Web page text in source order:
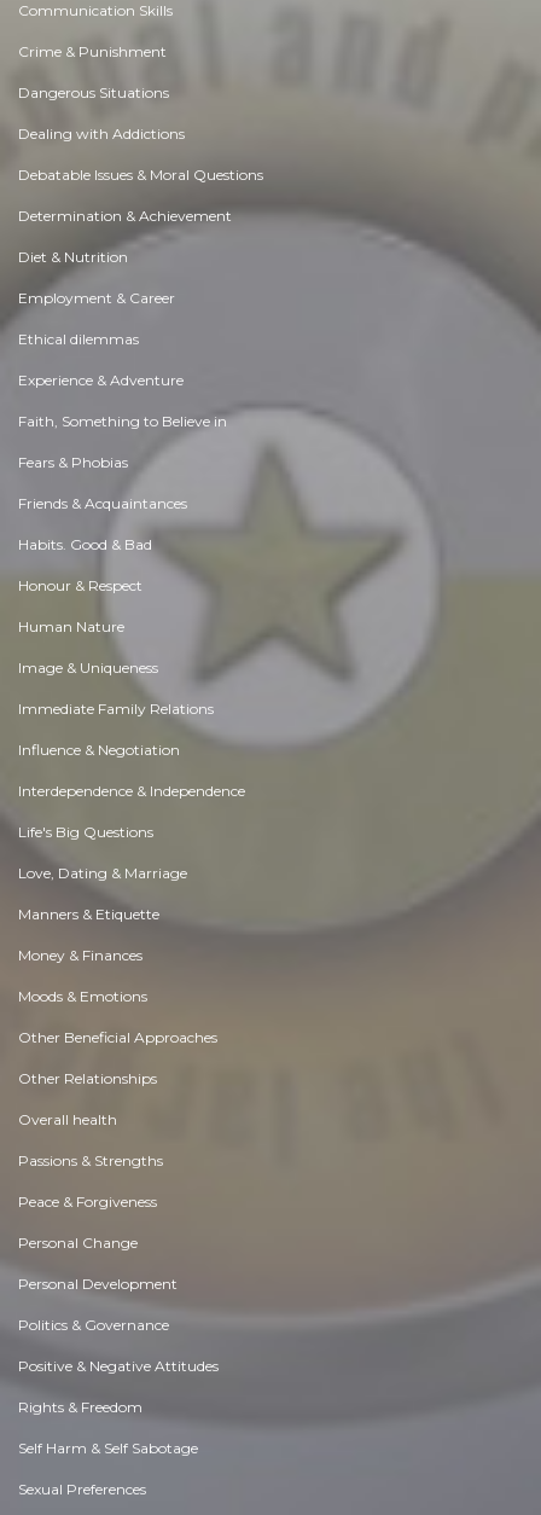
Communication Skills
Crime & Punishment
Dangerous Situations
Dealing with Addictions
Debatable Issues & Moral Questions
Determination & Achievement
Diet & Nutrition
Employment & Career
Ethical dilemmas
Experience & Adventure
Faith, Something to Believe in
Fears & Phobias
Friends & Acquaintances
Habits. Good & Bad
Honour & Respect
Human Nature
Image & Uniqueness
Immediate Family Relations
Influence & Negotiation
Interdependence & Independence
Life's Big Questions
Love, Dating & Marriage
Manners & Etiquette
Money & Finances
Moods & Emotions
Other Beneficial Approaches
Other Relationships
Overall health
Passions & Strengths
Peace & Forgiveness
Personal Change
Personal Development
Politics & Governance
Positive & Negative Attitudes
Rights & Freedom
Self Harm & Self Sabotage
Sexual Preferences